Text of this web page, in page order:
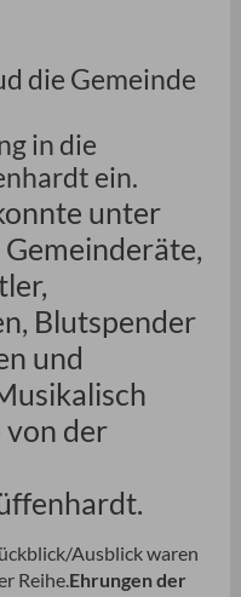
die Gemeinde
in die
ein.
unter
Blutspender
und
der
Ausblick waren
Reihe.Ehrungen der